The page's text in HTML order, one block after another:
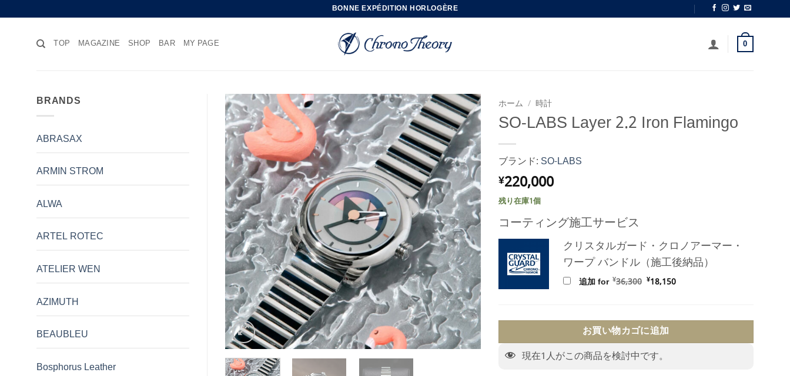
to
BONNE EXPÉDITION HORLOGÈRE
TOP MAGAZINE SHOP BAR MY PAGE 0
BRANDS
ABRASAX
ARMIN STROM
ALWA
ARTEL ROTEC
ATELIER WEN
AZIMUTH
BEAUBLEU
Bosphorus Leather
ホーム / 時計
SO-LABS Layer 2.2 Iron Flamingo
ブランド: SO-LABS
¥220,000
残り在庫1個
コーティング施工サービス
クリスタルガード・クロノアーマー・
ワープ バンドル（施工後納品）
追加 for ¥36,300 元
の
¥36,300
で
し
た。
¥18,150現
は
す。
お買い物カゴに追加
現在1人がこの商品を検討中です。